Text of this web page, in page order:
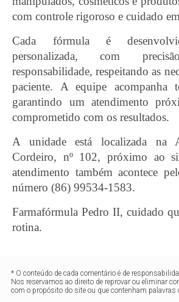
com controle rigoroso e cuidado
Cada fórmula é
personalizada, com
responsabilidade, respeitando as
paciente. A equipe acompanha
garantindo um atendimento
comprometido com os resultados.
A unidade está localizada na
Cordeiro, nº 102, próximo ao
atendimento também acontece
número (86) 99534-1583.
Farmafórmula Pedro II, cuidado
rotina.
* O conteúdo de cada comentário é de
Nos reservamos ao direito de reprovar ou eliminar
com o propósito do site ou que contenham palavras